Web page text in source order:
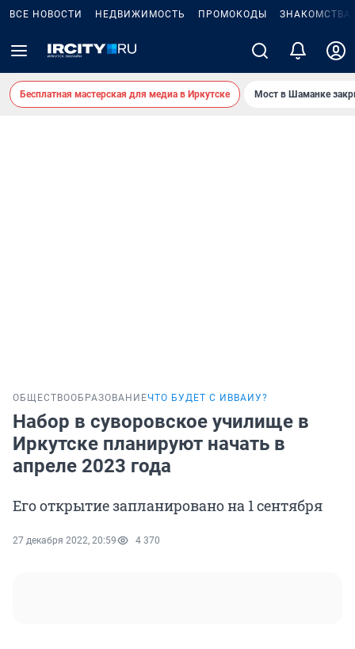
ВСЕ НОВОСТИ НЕДВИЖИМОСТЬ ПРОМОКОДЫ ЗНАКОМСТВА
Бесплатная мастерская для медиа в Иркутске Мост в Шаманке
ОБЩЕСТВООБРАЗОВАНИЕЧТО БУДЕТ С ИВВАИУ?
Набор в суворовское училище в
Иркутске планируют начать в
апреле 2023 года
Его открытие запланировано на 1 сентября
27 декабря 2022, 20:59 4 370